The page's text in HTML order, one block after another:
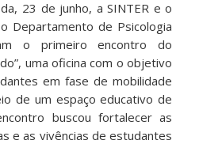
23 de junho, a SINTER e o
Departamento de Psicologia
o primeiro encontro do
uma oficina com o objetivo
em fase de mobilidade
de um espaço educativo de
buscou fortalecer as
e as vivências de estudantes